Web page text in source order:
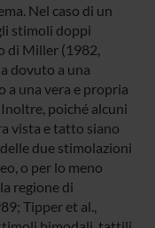
Nel caso di un
stimoli doppi
di Miller (1982,
dovuto a una
a una vera e propria
poiché alcuni
vista e tatto siano
due stimolazioni
o per lo meno
regione di
Tipper et al.,